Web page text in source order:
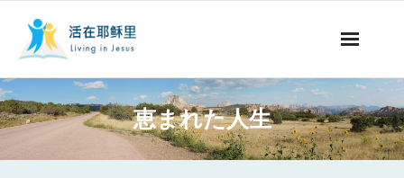
ミッションの紹介
聖書についての番組
恵まれた人生